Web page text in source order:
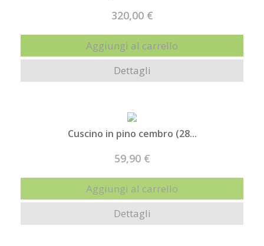
320,00 €
Aggiungi al carrello
Dettagli
Cuscino in pino cembro (28...
59,90 €
Aggiungi al carrello
Dettagli